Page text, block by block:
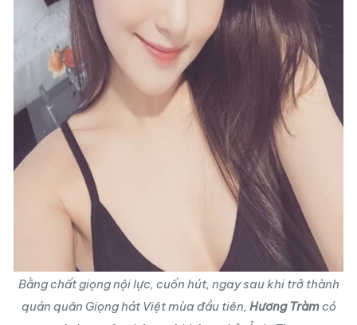
Bằng chất giọng nội lực, cuốn hút, ngay sau khi trở thành
quán quân Giọng hát Việt mùa đầu tiên, Hương Tràmcó